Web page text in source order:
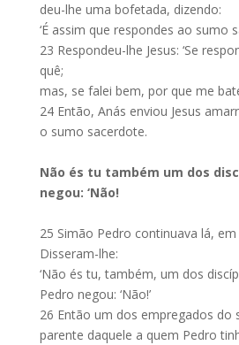
deu-lhe uma bofetada, dizendo:
‘É assim que respondes ao sumo
23 Respondeu-lhe Jesus: ‘Se
quê;
mas, se falei bem, por que me
24 Então, Anás enviou Jesus
o sumo sacerdote.
Não és tu também um dos
negou: ‘Não!
25 Simão Pedro continuava lá,
Disseram-lhe:
‘Não és tu, também, um dos
Pedro negou: ‘Não!’
26 Então um dos empregados do
parente daquele a quem Pedro